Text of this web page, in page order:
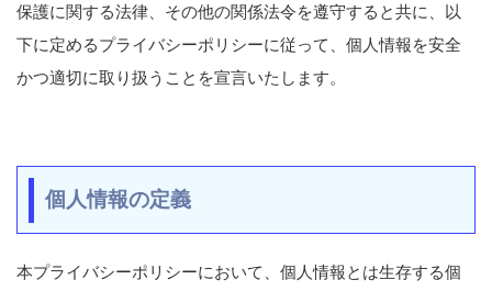
保護に関する法律、その他の関係法令を遵守すると共に、以
下に定めるプライバシーポリシーに従って、個人情報を安全
かつ適切に取り扱うことを宣言いたします。
個人情報の定義
本プライバシーポリシーにおいて、個人情報とは生存する個